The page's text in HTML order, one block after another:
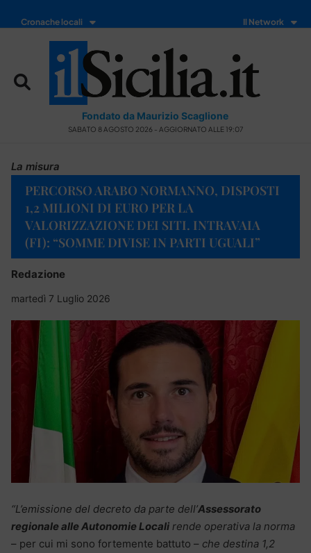
Cronache locali Il Network
Fondato da Maurizio Scaglione
SABATO 8 AGOSTO 2026 - AGGIORNATO ALLE 19:07
La misura
PERCORSO ARABO NORMANNO, DISPOSTI
1,2 MILIONI DI EURO PER LA
VALORIZZAZIONE DEI SITI. INTRAVAIA
(FI): “SOMME DIVISE IN PARTI UGUALI”
Redazione
martedì 7 Luglio 2026
“L’emissione del decreto da parte dell’Assessorato
regionale alle Autonomie Locali rende operativa la norma
– per cui mi sono fortemente battuto – che destina 1,2